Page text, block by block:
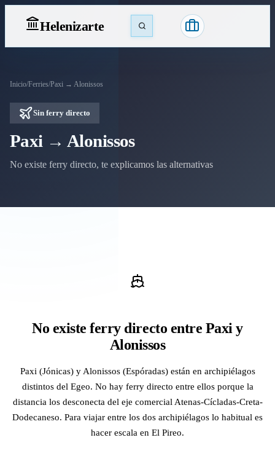
Helenizarte
Inicio/Ferries/Paxi → Alonissos
Sin ferry directo
Paxi → Alonissos
No existe ferry directo, te explicamos las alternativas
No existe ferry directo entre Paxi y
Alonissos
Paxi (Jónicas) y Alonissos (Espóradas) están en archipiélagos
distintos del Egeo. No hay ferry directo entre ellos porque la
distancia los desconecta del eje comercial Atenas-Cícladas-Creta-
Dodecaneso. Para viajar entre los dos archipiélagos lo habitual es
hacer escala en El Pireo.